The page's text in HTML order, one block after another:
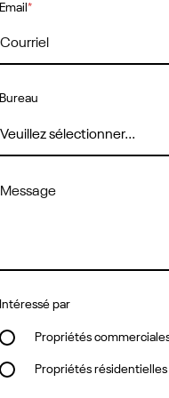
Email*
Bureau
Intéressé par
Propriétés
Propriétés résidentielles